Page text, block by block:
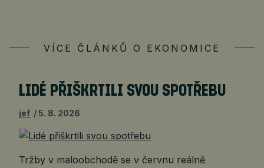
VÍCE ČLÁNKŮ O EKONOMICE
LIDÉ PŘIŠKRTILI SVOU SPOTŘEBU
jef 5. 8. 2026
Tržby v maloobchodě se v červnu reálně